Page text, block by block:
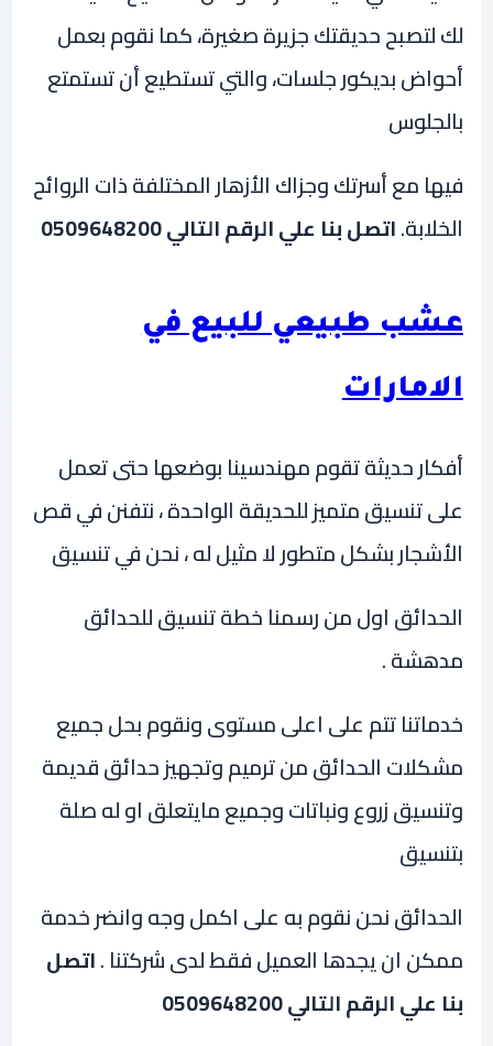
لك لتصبح حديقتك جزيرة صغيرة، كما نقوم بعمل
أحواض بديكور جلسات، والتي تستطيع أن تستمتع
بالجلوس
فيها مع أسرتك وجزاك الأزهار المختلفة ذات الروائح
الخلابة.اتصل بنا علي الرقم التالي 0509648200
عشب طبيعي للبيع في
الامارات
أفكار حديثة تقوم مهندسينا بوضعها حتى تعمل
على تنسيق متميز للحديقة الواحدة ، نتفنن في قص
الأشجار بشكل متطور لا مثيل له ، نحن في تنسيق
الحدائق اول من رسمنا خطة تنسيق للحدائق
مدهشة .
خدماتنا تتم على اعلى مستوى ونقوم بحل جميع
مشكلات الحدائق من ترميم وتجهيز حدائق قديمة
وتنسيق زروع ونباتات وجميع مايتعلق او له صلة
بتنسيق
الحدائق نحن نقوم به على اكمل وجه وانضر خدمة
ممكن ان يجدها العميل فقط لدى شركتنا .اتصل
بنا علي الرقم التالي 0509648200